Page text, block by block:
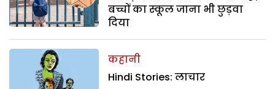
बच्चों का स्कूल जाना भी छुड़वा
दिया
कहानी
Hindi Stories: लाचार